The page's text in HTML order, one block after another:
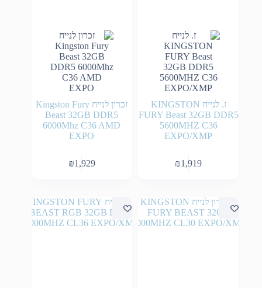
ז. לנייח KINGSTON
FURY Beast 32GB DDR5
5600MHZ C36
EXPO/XMP
₪1,919
זכרון לנייח Kingston Fury
Beast 32GB DDR5
6000Mhz C36 AMD
EXPO
₪1,929